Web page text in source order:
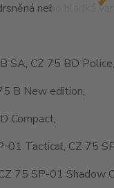
nebo hladká
SA, CZ 75 BD Police,
B New edition,
Compact,
01 Tactical, CZ 75
75 SP-01 Shadow